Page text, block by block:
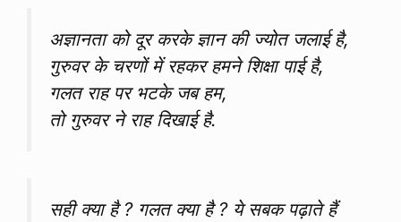
अज्ञानता को दूर करके ज्ञान की ज्योत जलाई है,
गुरुवर के चरणों में रहकर हमने शिक्षा पाई है,
गलत राह पर भटके जब हम,
तो गुरुवर ने राह दिखाई है.
सही क्या है ? गलत क्या है ? ये सबक पढ़ाते हैं